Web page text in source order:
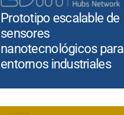
Prototipo escalable de
sensores
nanotecnológicos para
entornos industriales